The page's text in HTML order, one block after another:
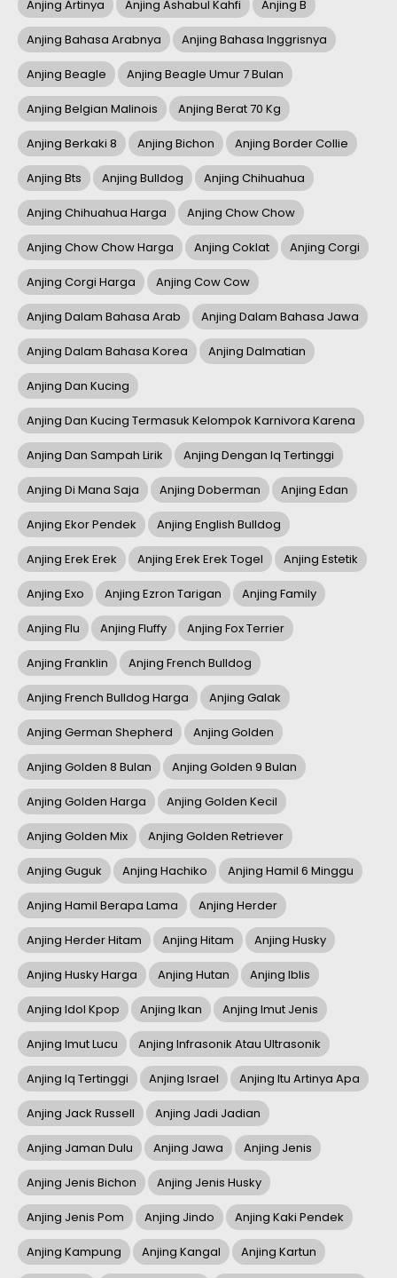
Anjing Artinya Anjing Ashabul Kahfi Anjing B
Anjing Bahasa Arabnya Anjing Bahasa Inggrisnya
Anjing Beagle Anjing Beagle Umur 7 Bulan
Anjing Belgian Malinois Anjing Berat 70 Kg
Anjing Berkaki 8 Anjing Bichon Anjing Border Collie
Anjing Bts Anjing Bulldog Anjing Chihuahua
Anjing Chihuahua Harga Anjing Chow Chow
Anjing Chow Chow Harga Anjing Coklat Anjing Corgi
Anjing Corgi Harga Anjing Cow Cow
Anjing Dalam Bahasa Arab Anjing Dalam Bahasa Jawa
Anjing Dalam Bahasa Korea Anjing Dalmatian
Anjing Dan Kucing
Anjing Dan Kucing Termasuk Kelompok Karnivora Karena
Anjing Dan Sampah Lirik Anjing Dengan Iq Tertinggi
Anjing Di Mana Saja Anjing Doberman Anjing Edan
Anjing Ekor Pendek Anjing English Bulldog
Anjing Erek Erek Anjing Erek Erek Togel Anjing Estetik
Anjing Exo Anjing Ezron Tarigan Anjing Family
Anjing Flu Anjing Fluffy Anjing Fox Terrier
Anjing Franklin Anjing French Bulldog
Anjing French Bulldog Harga Anjing Galak
Anjing German Shepherd Anjing Golden
Anjing Golden 8 Bulan Anjing Golden 9 Bulan
Anjing Golden Harga Anjing Golden Kecil
Anjing Golden Mix Anjing Golden Retriever
Anjing Guguk Anjing Hachiko Anjing Hamil 6 Minggu
Anjing Hamil Berapa Lama Anjing Herder
Anjing Herder Hitam Anjing Hitam Anjing Husky
Anjing Husky Harga Anjing Hutan Anjing Iblis
Anjing Idol Kpop Anjing Ikan Anjing Imut Jenis
Anjing Imut Lucu Anjing Infrasonik Atau Ultrasonik
Anjing Iq Tertinggi Anjing Israel Anjing Itu Artinya Apa
Anjing Jack Russell Anjing Jadi Jadian
Anjing Jaman Dulu Anjing Jawa Anjing Jenis
Anjing Jenis Bichon Anjing Jenis Husky
Anjing Jenis Pom Anjing Jindo Anjing Kaki Pendek
Anjing Kampung Anjing Kangal Anjing Kartun